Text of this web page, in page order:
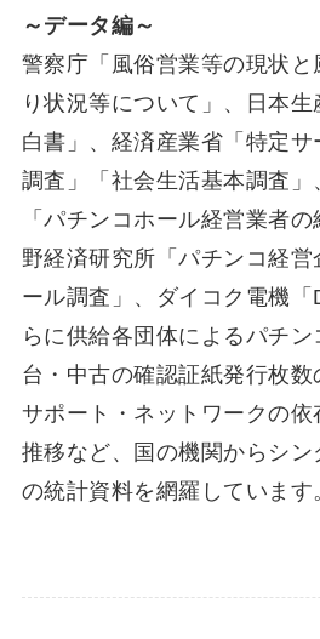
～データ編～
警察庁「風俗営業等の現状
り状況等について」、日本
白書」、経済産業省「特定
調査」「社会生活基本調査」
「パチンコホール経営業者
野経済研究所「パチンコ経
ール調査」、ダイコク電機「
らに供給各団体によるパチ
台・中古の確認証紙発行枚
サポート・ネットワークの
推移など、国の機関からシ
の統計資料を網羅しています